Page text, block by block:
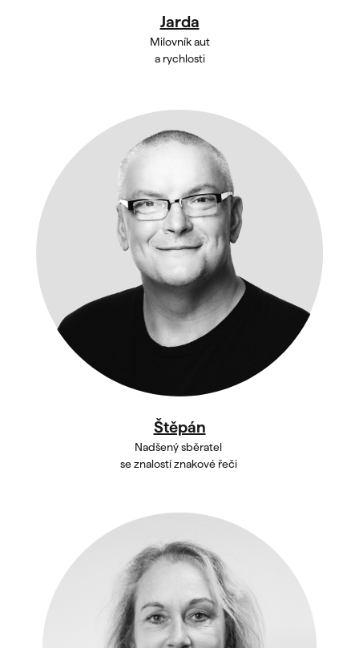
Jarda
Milovník aut
a rychlosti
Štěpán
Nadšený sběratel
se znalostí znakové řeči